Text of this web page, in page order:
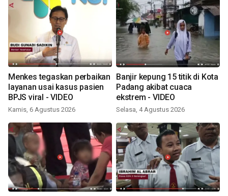
Menkes tegaskan perbaikan
layanan usai kasus pasien
BPJS viral - VIDEO
Kamis, 6 Agustus 2026
Banjir kepung 15 titik di Kota
Padang akibat cuaca
ekstrem - VIDEO
Selasa, 4 Agustus 2026